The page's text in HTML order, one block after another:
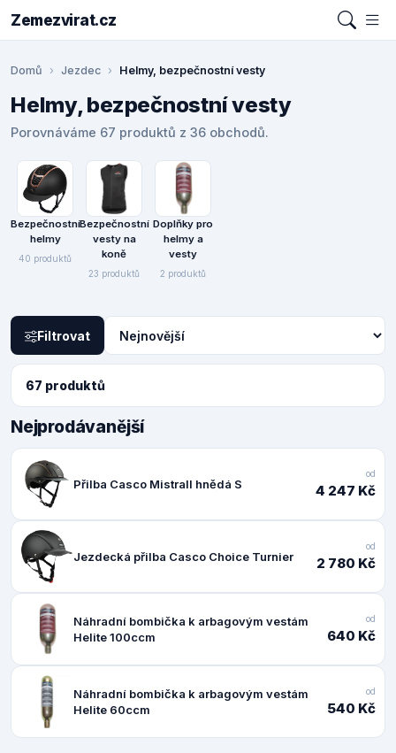
Zemezvirat.cz
Domů Jezdec Helmy, bezpečnostní vesty
Helmy, bezpečnostní vesty
Porovnáváme 67 produktů z 36 obchodů.
Bezpečnostní
helmy
40 produktů
Bezpečnostní
vesty na
koně
23 produktů
Doplňky pro
helmy a
vesty
2 produktů
Filtrovat
67 produktů
Nejprodávanější
Přilba Casco Mistrall hnědá S
od
4 247 Kč
Jezdecká přilba Casco Choice Turnier
od
2 780 Kč
Náhradní bombička k arbagovým vestám
Helite 100ccm
od
640 Kč
Náhradní bombička k arbagovým vestám
Helite 60ccm
od
540 Kč